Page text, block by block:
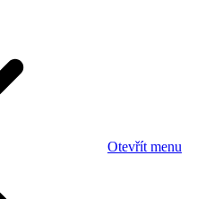
Otevřít menu